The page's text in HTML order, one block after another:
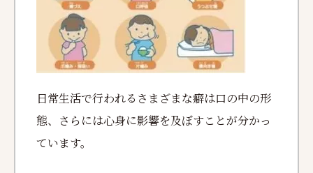
日常生活で行われるさまざまな癖は口の中の形
態、さらには心身に影響を及ぼすことが分かっ
ています。